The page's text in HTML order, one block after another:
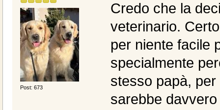
Post: 673
Credo che la
veterinario.
per niente facile
specialmente
stesso papà,
sarebbe